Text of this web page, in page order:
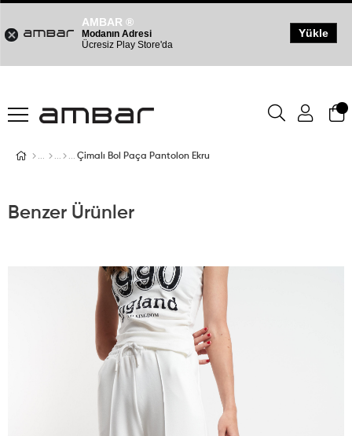
Çimalı Bol Paça Pantolon Ekru
Benzer Ürünler
AMBAR ®
Modanın Adresi
Ücresiz Play Store'da
Yükle